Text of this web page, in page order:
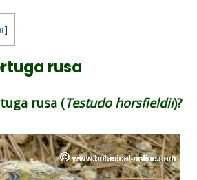
]
rusa
rusa (Testudo horsfieldii)?